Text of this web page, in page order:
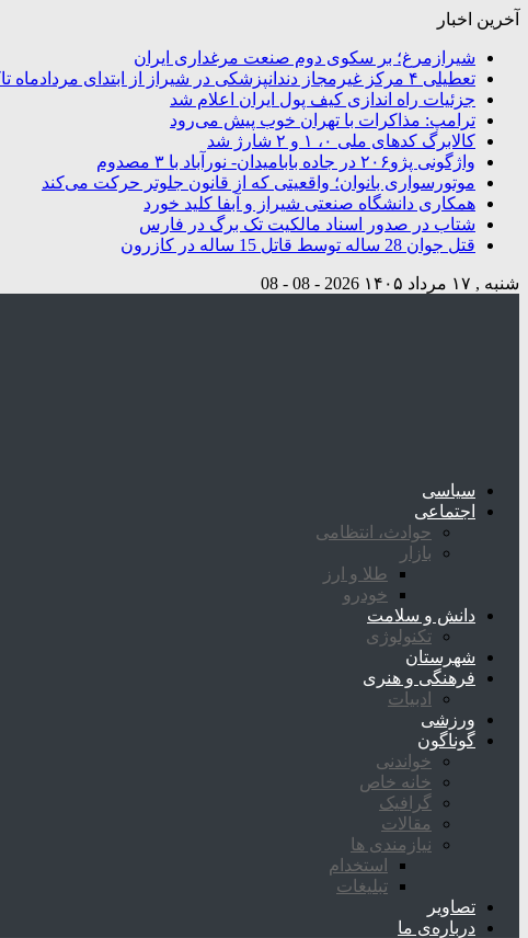
آخرین اخبار
شیرازمرغ؛ بر سکوی دوم صنعت مرغداری ایران
تعطیلی ۴ مرکز غیرمجاز دندانپزشکی در شیراز از ابتدای مردادماه تاکنون
جزئیات راه اندازی کیف پول ایران اعلام شد
ترامپ: مذاکرات با تهران خوب پیش می‌رود
کالابرگ کدهای ملی ۰، ۱ و ۲ شارژ شد
واژگونی پژو۲۰۶ در جاده بابامیدان- نورآباد با ۳ مصدوم
موتورسواری بانوان؛ واقعیتی که از قانون جلوتر حرکت می‌کند
همکاری دانشگاه صنعتی شیراز و آبفا کلید خورد
شتاب در صدور اسناد مالکیت تک برگ در فارس
قتل جوان 28 ساله توسط قاتل 15 ساله در کازرون
شنبه , ۱۷ مرداد ۱۴۰۵ 2026 - 08 - 08
سیاسی
اجتماعی
حوادث، انتظامی
بازار
طلا و ارز
خودرو
دانش و سلامت
تکنولوژی
شهرستان
فرهنگی و هنری
ادبیات
ورزشی
گوناگون
خواندنی
خانه خاص
گرافیک
مقالات
نیازمندی ها
استخدام
تبلیغات
تصاویر
درباره‌ی ما